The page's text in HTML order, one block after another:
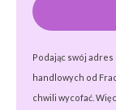
Podając swój
handlowych od
chwili wycofać.